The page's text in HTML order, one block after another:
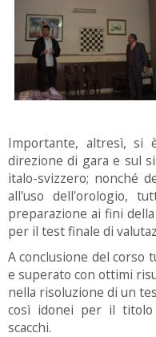
Importante, altresì, si
direzione di gara e sul
italo-svizzero; nonché
all'uso dell'orologio,
preparazione ai fini
per il test finale di
A conclusione del corso
e superato con ottimi
nella risoluzione di un
così idonei per il titolo
scacchi.